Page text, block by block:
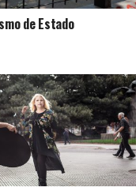
de Estado